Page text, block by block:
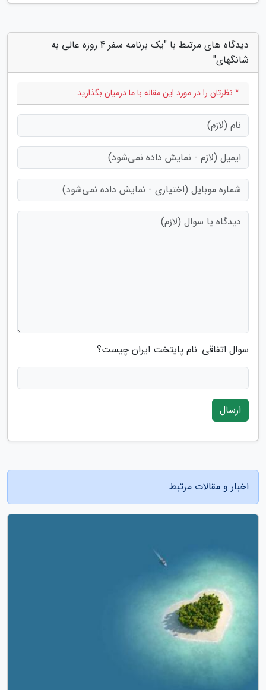
دیدگاه های مرتبط با "یک برنامه سفر 4 روزه عالی به
شانگهای"
* نظرتان را در مورد این مقاله با ما درمیان بگذارید
سوال اتفاقی: نام پایتخت ایران چیست؟
ارسال
اخبار و مقالات مرتبط